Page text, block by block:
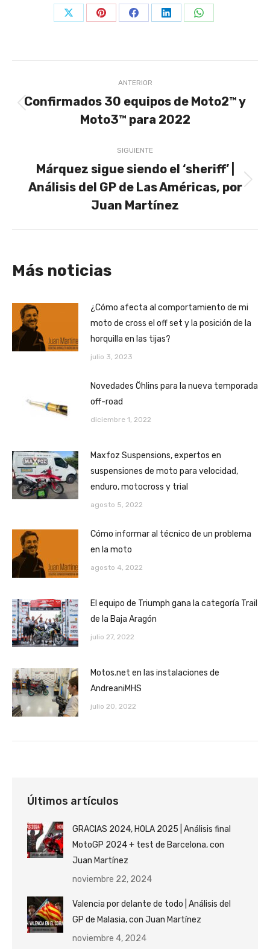
Share Share Share Share Share
entre
publicaciones
ANTERIOR
Publicación
anterior:
Confirmados 30 equipos de Moto2™ y
Moto3™ para 2022
SIGUIENTE
Publicación
siguiente:
Márquez sigue siendo el ‘sheriff’ |
Análisis del GP de Las Américas, por
Juan Martínez
Más noticias
¿Cómo afecta al comportamiento de mi
moto de cross el off set y la posición de la
horquilla en las tijas?
julio 3, 2023
Novedades Öhlins para la nueva temporada
off-road
diciembre 1, 2022
Maxfoz Suspensions, expertos en
suspensiones de moto para velocidad,
enduro, motocross y trial
agosto 5, 2022
Cómo informar al técnico de un problema
en la moto
agosto 4, 2022
El equipo de Triumph gana la categoría Trail
de la Baja Aragón
julio 27, 2022
Motos.net en las instalaciones de
AndreaniMHS
julio 20, 2022
Últimos artículos
GRACIAS 2024, HOLA 2025 | Análisis final
MotoGP 2024 + test de Barcelona, con
Juan Martínez
noviembre 22, 2024
Valencia por delante de todo | Análisis del
GP de Malasia, con Juan Martínez
noviembre 4, 2024